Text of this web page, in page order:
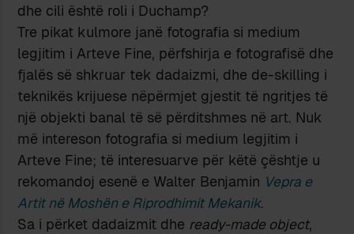
dhe cili është roli i Duchamp?
Tre pikat kulmore janë fotografia si medium
legjitim i Arteve Fine, përfshirja e fotografisë dhe
fjalës së shkruar tek dadaizmi, dhe de-skilling i
teknikës krijuese nëpërmjet gjestit të ngritjes të
një objekti banal të së përditshmes në art. Nuk
më intereson fotografia si medium legjitim i
Arteve Fine; të interesuarve për këtë çështje u
rekomandoj esenë e Walter Benjamin Vepra e
Artit në Moshën e Riprodhimit Mekanik.
Sa i përket dadaizmit dhe ready-made object,